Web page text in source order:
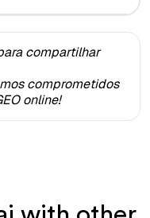
compartilhar
comprometidos
online!